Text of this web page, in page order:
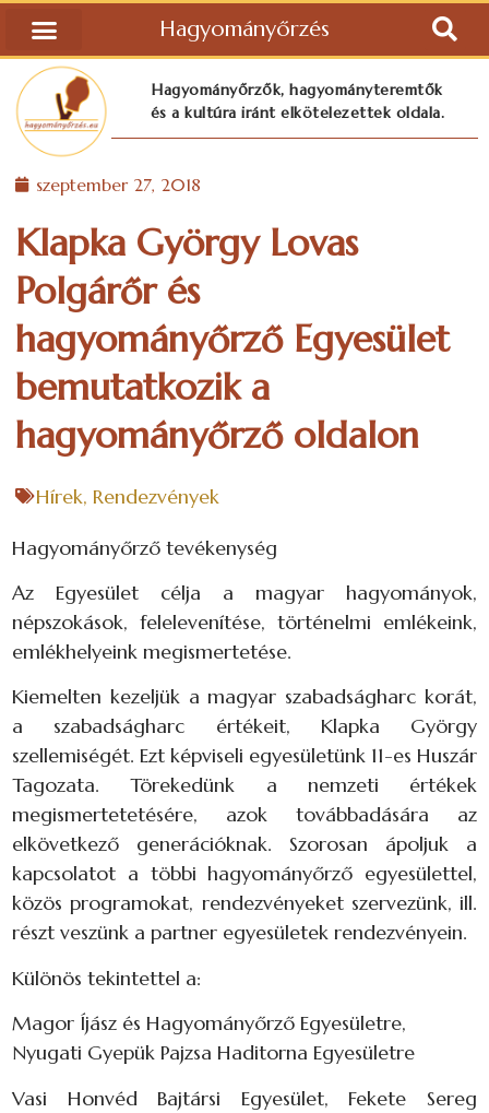
Hagyományőrzés
Hagyományőrzők, hagyományteremtők
és a kultúra iránt elkötelezettek oldala.
szeptember 27, 2018
Klapka György Lovas
Polgárőr és
hagyományőrző Egyesület
bemutatkozik a
hagyományőrző oldalon
Hírek,Rendezvények
Hagyományőrző tevékenység
Az Egyesület célja a magyar hagyományok,
népszokások, felelevenítése, történelmi emlékeink,
emlékhelyeink megismertetése.
Kiemelten kezeljük a magyar szabadságharc korát,
a szabadságharc értékeit, Klapka György
szellemiségét. Ezt képviseli egyesületünk 11-es Huszár
Tagozata. Törekedünk a nemzeti értékek
megismertetetésére, azok továbbadására az
elkövetkező generációknak. Szorosan ápoljuk a
kapcsolatot a többi hagyományőrző egyesülettel,
közös programokat, rendezvényeket szervezünk, ill.
részt veszünk a partner egyesületek rendezvényein.
Különös tekintettel a:
Magor Íjász és Hagyományőrző Egyesületre,
Nyugati Gyepük Pajzsa Haditorna Egyesületre
Vasi Honvéd Bajtársi Egyesület, Fekete Sereg